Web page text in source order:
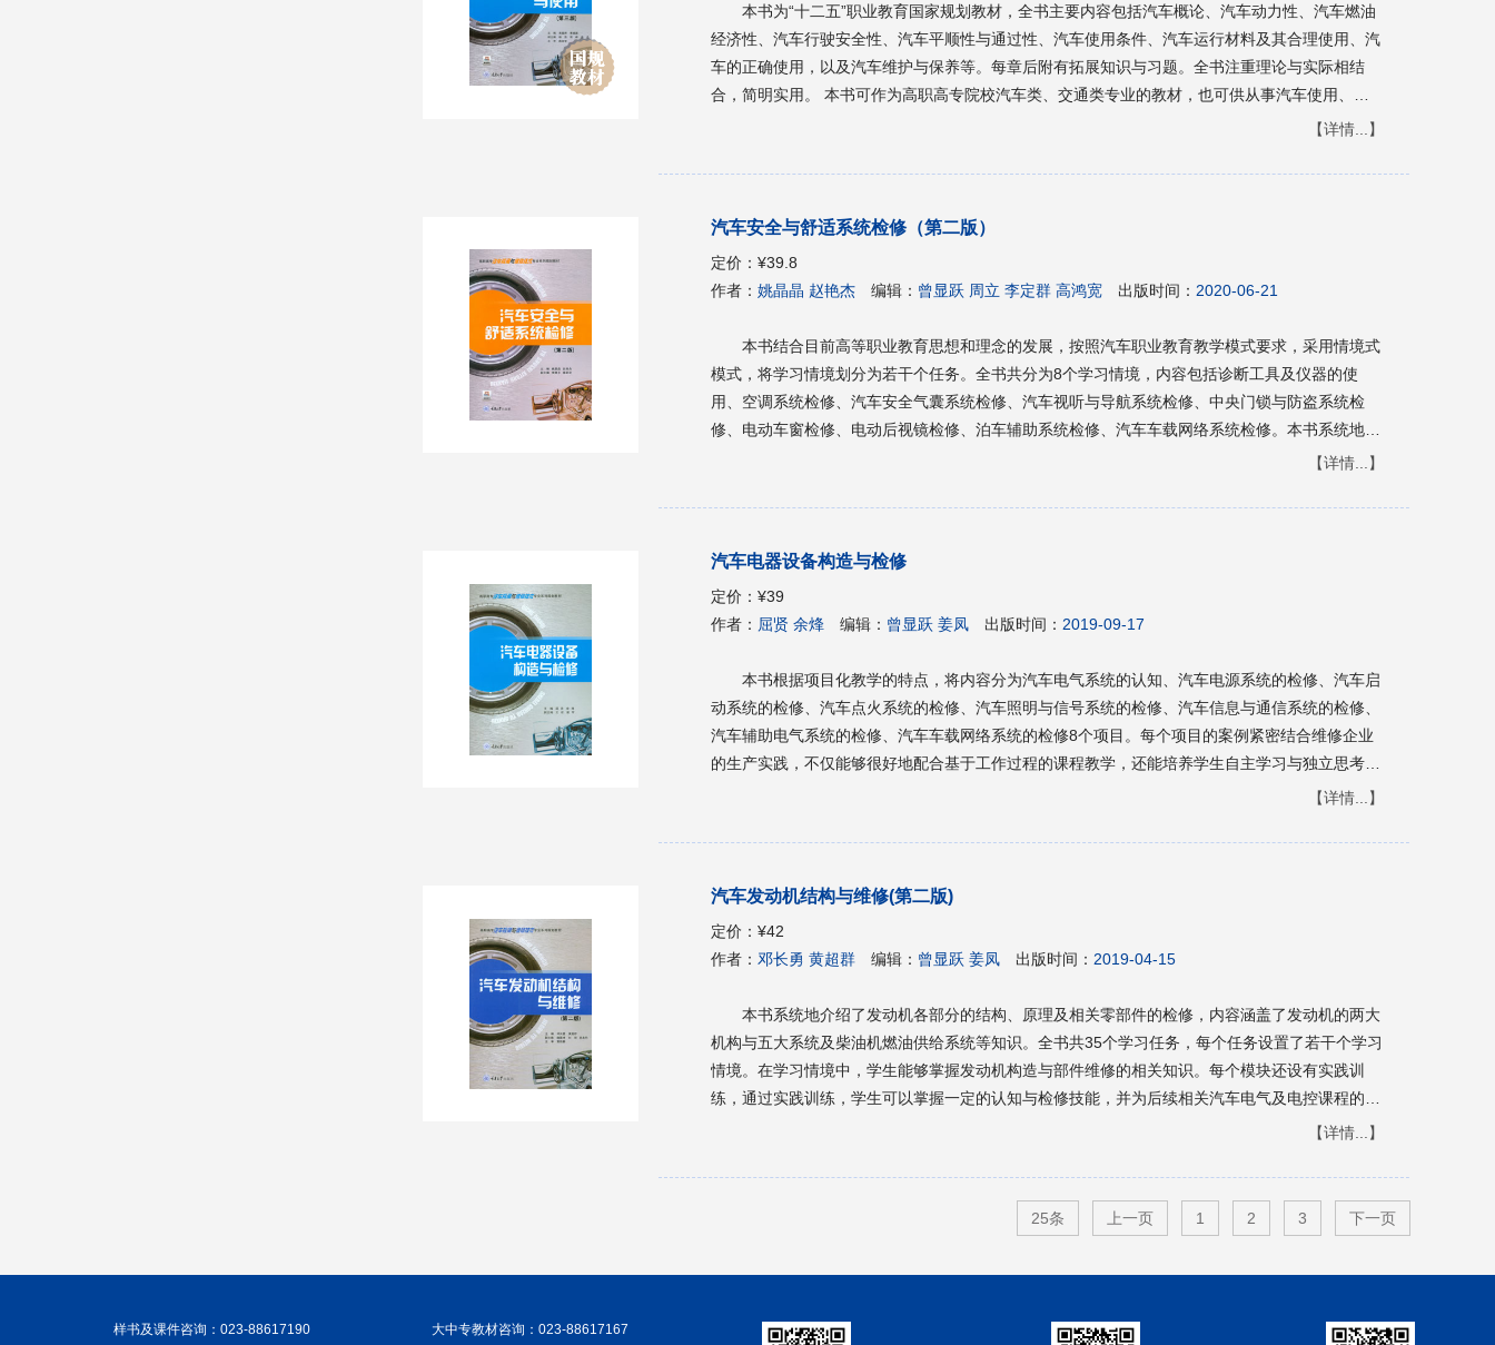
本书为“十二五”职业教育国家规划教材，全书主要内容包括汽车概论、汽车动力性、汽车燃油
经济性、汽车行驶安全性、汽车平顺性与通过性、汽车使用条件、汽车运行材料及其合理使用、汽
车的正确使用，以及汽车维护与保养等。每章后附有拓展知识与习题。全书注重理论与实际相结
合，简明实用。 本书可作为高职高专院校汽车类、交通类专业的教材，也可供从事汽车使用、维
【详情...】
汽车安全与舒适系统检修（第二版）
定价：¥39.8
作者：姚晶晶 赵艳杰 编辑： 曾显跃 周立 李定群 高鸿宽 出版时间： 2020-06-21
本书结合目前高等职业教育思想和理念的发展，按照汽车职业教育教学模式要求，采用情境式
模式，将学习情境划分为若干个任务。全书共分为8个学习情境，内容包括诊断工具及仪器的使
用、空调系统检修、汽车安全气囊系统检修、汽车视听与导航系统检修、中央门锁与防盗系统检
修、电动车窗检修、电动后视镜检修、泊车辅助系统检修、汽车车载网络系统检修。本书系统地介
绍了现代汽车安全与舒适系统控制技术的基本原理、使用特性、常见故障诊断与修复。 本书可作
考使用。
【详情...】
汽车电器设备构造与检修
定价：¥39
作者： 屈贤 余烽 编辑： 曾显跃 姜凤 出版时间：2019-09-17
本书根据项目化教学的特点，将内容分为汽车电气系统的认知、汽车电源系统的检修、汽车启
动系统的检修、汽车点火系统的检修、汽车照明与信号系统的检修、汽车信息与通信系统的检修、
汽车辅助电气系统的检修、汽车车载网络系统的检修8个项目。每个项目的案例紧密结合维修企业
的生产实践，不仅能够很好地配合基于工作过程的课程教学，还能培养学生自主学习与独立思考的
能力，从而为学生成为技能型汽车电气系统高级维修人才打下理论和实践基础。 本书可作为高职
理行业的工程技术人员及汽车维修人员参考。
【详情...】
汽车发动机结构与维修(第二版)
定价：¥42
作者：邓长勇 黄超群 编辑： 曾显跃 姜凤 出版时间： 2019-04-15
本书系统地介绍了发动机各部分的结构、原理及相关零部件的检修，内容涵盖了发动机的两大
机构与五大系统及柴油机燃油供给系统等知识。全书共35个学习任务，每个任务设置了若干个学习
情境。在学习情境中，学生能够掌握发动机构造与部件维修的相关知识。每个模块还设有实践训
练，通过实践训练，学生可以掌握一定的认知与检修技能，并为后续相关汽车电气及电控课程的学
习和自学打下坚实的基础。由于目前发动机相关技术比较成熟，机械故障率较低，因此本书对第一
减，有进一步需求的读者可查阅其他发动机电气与电控类书籍。 本书可作为高职高专汽车检测与
维修专业的发动机相关课程的专业教材，也可作为汽车服务技术与营销、汽车制造与装配技术、汽
车电子技术等专业的相关课程教材和工程技术人员的参考用书。
【详情...】
25条 上一页 1 2 3 下一页
样书及课件咨询：023-88617190 大中专教材咨询：023-88617167